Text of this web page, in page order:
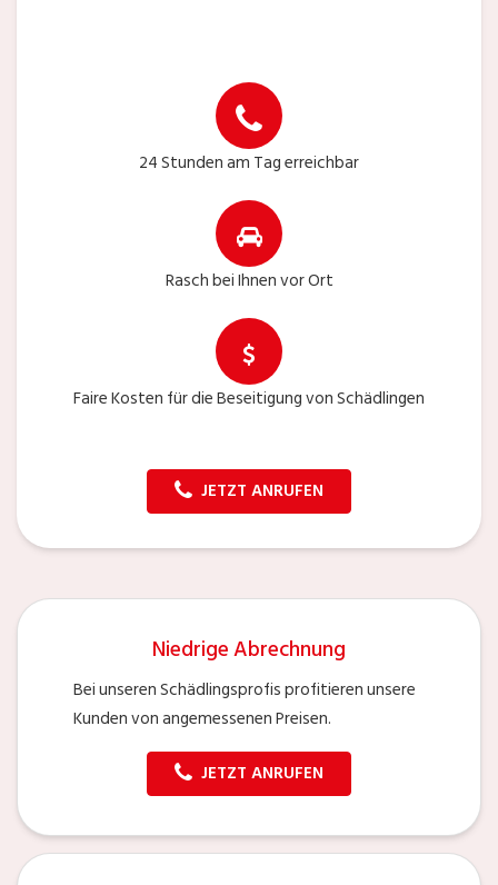
24 Stunden am Tag erreichbar
Rasch bei Ihnen vor Ort
Faire Kosten für die Beseitigung von Schädlingen
JETZT ANRUFEN
Niedrige Abrechnung
Bei unseren Schädlingsprofis profitieren unsere
Kunden von angemessenen Preisen.
JETZT ANRUFEN